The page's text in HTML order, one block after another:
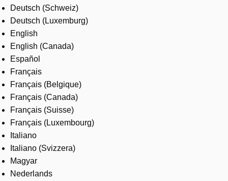
Where to buy
Contact us
Careers
Deutsch (Schweiz)
Deutsch (Luxemburg)
English
English (Canada)
Español
Français
Français (Belgique)
Français (Canada)
Français (Suisse)
Français (Luxembourg)
Italiano
Italiano (Svizzera)
Magyar
Nederlands